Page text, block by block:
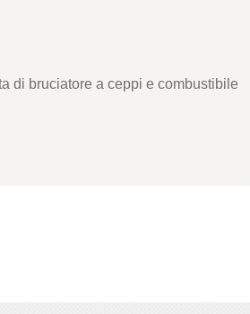
di bruciatore a ceppi e combustibile